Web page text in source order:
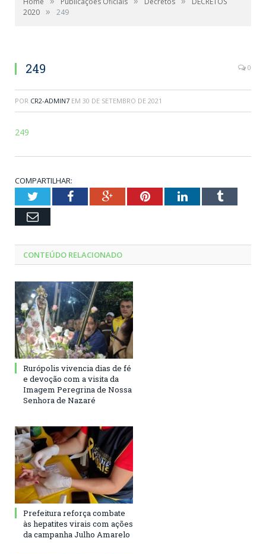
2020 » 249
249 0
POR CR2-ADMIN7 EM 30 DE SETEMBRO DE 2021
249
COMPARTILHAR:
TwitterFacebookGoogle+PinterestLinkedInTumblr
Email
CONTEÚDO RELACIONADO
Rurópolis vivencia dias de fé
e devoção com a visita da
Imagem Peregrina de Nossa
Senhora de Nazaré
Prefeitura reforça combate
às hepatites virais com ações
da campanha Julho Amarelo